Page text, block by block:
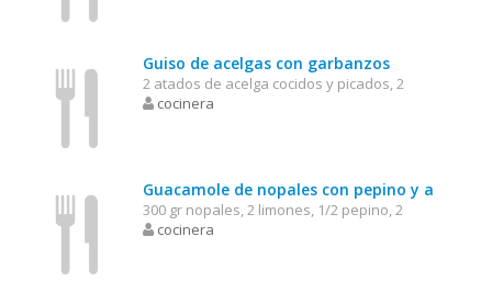
Guiso de acelgas con garbanzos
2 atados de acelga cocidos y picados, 2
cocinera
Guacamole de nopales con pepino y a
300 gr nopales, 2 limones, 1/2 pepino, 2
cocinera